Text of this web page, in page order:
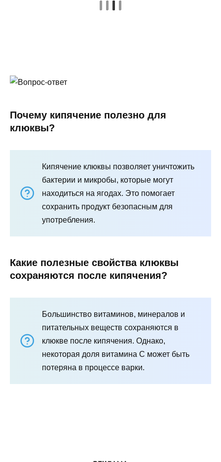
Почему кипячение полезно для
клюквы?
Кипячение клюквы позволяет уничтожить
бактерии и микробы, которые могут
находиться на ягодах. Это помогает
сохранить продукт безопасным для
употребления.
Какие полезные свойства клюквы
сохраняются после кипячения?
Большинство витаминов, минералов и
питательных веществ сохраняются в
клюкве после кипячения. Однако,
некоторая доля витамина C может быть
потеряна в процессе варки.